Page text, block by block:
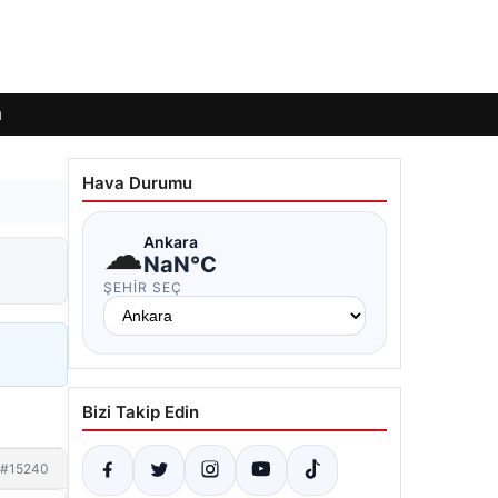
#15240
Hava Durumu
☁Ankara
NaN°C
ŞEHIR SEÇ
Bizi Takip Edin